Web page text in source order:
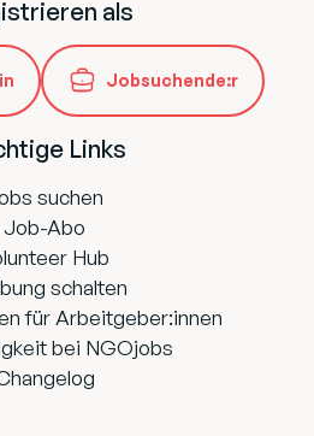
als
Jobsuchende:r
Links
suchen
Job-Abo
Hub
schalten
für Arbeitgeber:innen
bei NGOjobs